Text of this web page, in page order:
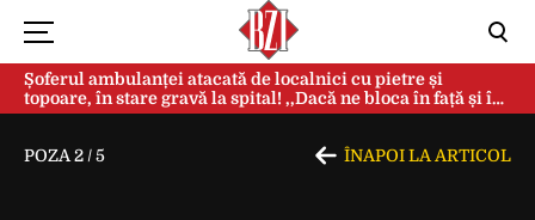
Șoferul ambulanței atacată de localnici cu pietre și
topoare, în stare gravă la spital! ,,Dacă ne bloca în față și în
spate, ne omorau…”
POZA 2 /5 ÎNAPOI LA ARTICOL